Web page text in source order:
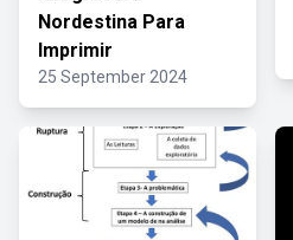
Nordestina Para
Imprimir
25 September 2024